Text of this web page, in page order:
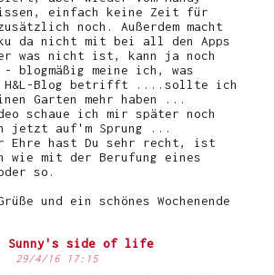
einfach keine Zeit für
noch. Außerdem macht
da nicht mit bei all den Apps
was nicht ist, kann ja noch
- blogmäßig meine ich, was
H&L-Blog betrifft ....sollte ich
Garten mehr haben ...
schaue ich mir später noch
jetzt auf'm Sprung ...
Ehre hast Du sehr recht, ist
wie mit der Berufung eines
so.
und ein schönes Wochenende
Sunny's side of life
29/4/16 17:15